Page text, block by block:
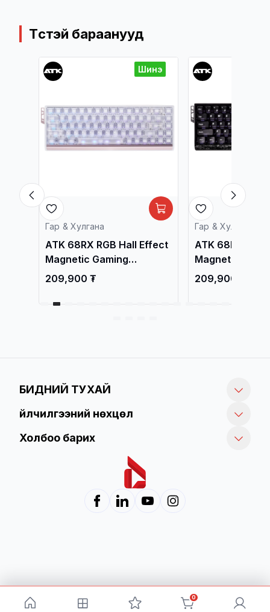
0
Төстэй бараанууд
Шинэ
Гар & Хулгана
ATK 68RX RGB Hall Effect
Magnetic Gaming
Keyboard White
209,900 ₮
Гар & Хулгана
ATK 68RX
Magnetic
Keyboard Black
209,900 ₮
БИДНИЙ ТУХАЙ
Үйлчилгээний нөхцөл
Холбоо барих